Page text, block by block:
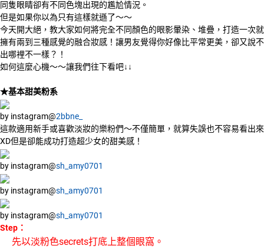
同隻眼睛卻有不同色塊出現的尷尬情況。
但是如果你以為只有這樣就遜了～～
今天開大絕，教大家如何將完全不同顏色的眼影暈染、堆疊，打造一次就
擁有兩到三種感覺的融合妝感！讓男友覺得你好像比平常更美，卻又說不
出哪裡不一樣？！
如何這麼心機～～讓我們往下看吧↓↓
★基本甜美粉系
by instagram@2bbne_
這款適用新手或喜歡淡妝的樂粉們～不僅簡單，就算失誤也不容易看出來
XD但是卻能成功打造超少女的甜美感！
by instagram@sh_amy0701
by instagram@sh_amy0701
by instagram@sh_amy0701
Step：
先以淡粉色secrets打底上整個眼窩。